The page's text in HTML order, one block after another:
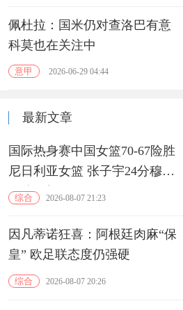
佩杜拉：国米仍对查洛巴有意
科莫也在关注中
意甲 2026-06-29 04:44
最新文章
国际热身赛中国女篮70-67险胜
尼日利亚女篮 张子宇24分穆萨
15分10板
综合 2026-08-07 21:23
因凡蒂诺狂喜：阿根廷肉麻“保
皇” 欧足联态度仍强硬
综合 2026-08-07 20:26